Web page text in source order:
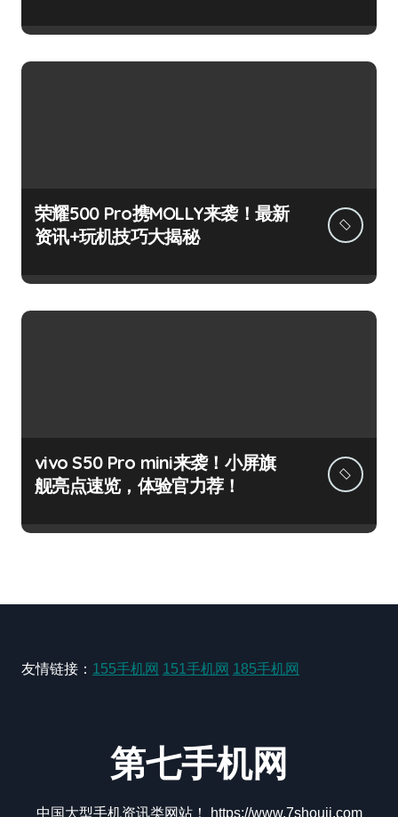
荣耀500 Pro携MOLLY来袭！最新
资讯+玩机技巧大揭秘
vivo S50 Pro mini来袭！小屏旗
舰亮点速览，体验官力荐！
友情链接： 155手机网 151手机网 185手机网
第七手机网
中国大型手机资讯类网站！ https://www.7shouji.com